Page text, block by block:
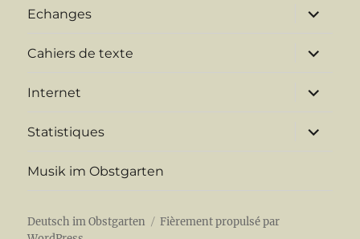
menu
Echanges
ouvrir
menu
Cahiers de texte
ouvrir
menu
Internet
ouvrir
menu
Statistiques
ouvrir
Musik im Obstgarten
Deutsch im Obstgarten
Fièrement propulsé par